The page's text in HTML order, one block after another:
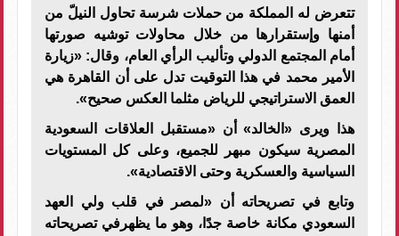
تتعرض له المملكة من حملات شرسة تحاول النيلّ من
أمنها وإستقرارها من خلال محاولات توشيه صورتها
أمام المجتمع الدولي وتأليب الرأي العام، وقال: «زيارة
الأمير محمد في هذا التوقيت تدل على أن القاهرة هي
العمق الاستراتيجي للرياض مثلما العكس صحيح».
هذا ويرى «الخالد» أن «مستقبل العلاقات السعودية
المصرية سيكون مبهر للجميع، وعلى كل المستويات
السياسية والعسكرية وحتى الاقتصادية».
وتابع في تصريحاته أن «لمصر في قلب ولي العهد
السعودي مكانة خاصة جدًا، وهو ما يظهرفي تصريحاته